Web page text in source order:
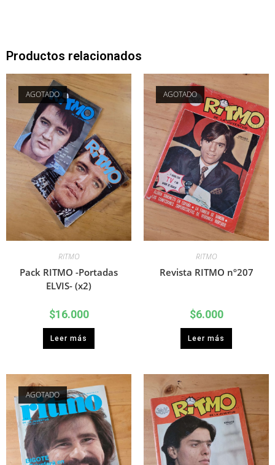
Productos relacionados
AGOTADO
RITMO
Pack RITMO -Portadas
ELVIS- (x2)
$16.000
Leer más
AGOTADO
RITMO
Revista RITMO nº207
$6.000
Leer más
AGOTADO